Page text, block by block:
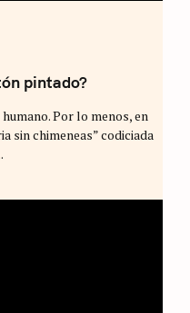
pintado?
Por lo menos, en
sin chimeneas” codiciada